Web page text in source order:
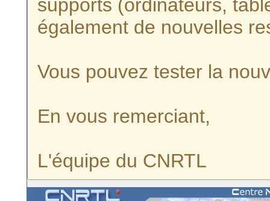
supports (ordinateurs,
également de nouvelles
Vous pouvez tester la
En vous remerciant,
L'équipe du CNRTL